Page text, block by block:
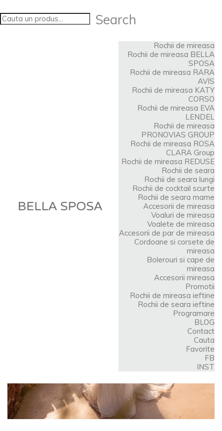
Search
Rochii de mireasa
Rochii de mireasa BELLA
SPOSA
Rochii de mireasa RARA
AVIS
Rochii de mireasa KATY
CORSO
Rochii de mireasa EVA
LENDEL
Rochii de mireasa
PRONOVIAS GROUP
Rochii de mireasa ROSA
CLARA Group
Rochii de mireasa REDUSE
Rochii de seara
Rochii de seara lungi
Rochii de cocktail scurte
Rochii de seara mame
Accesorii de mireasa
Voaluri de mireasa
Voalete de mireasa
Accesorii de par de mireasa
Cordoane si corsete de
mireasa
Bolerouri si cape de
mireasa
Accesorii mireasa
Promotii
Rochii de mireasa ieftine
Rochii de seara ieftine
Programare
BLOG
Contact
Cauta
Favorite
FB
INST